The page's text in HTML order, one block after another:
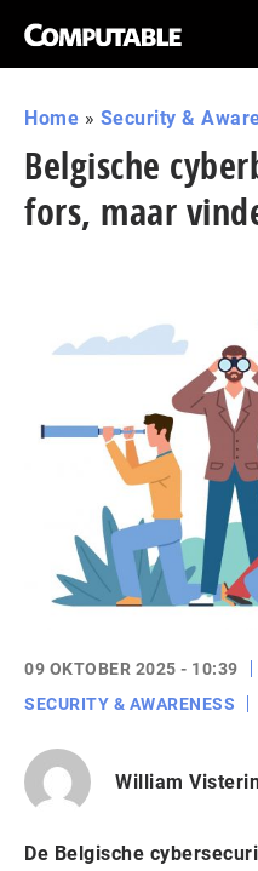
Home » Security &
Belgische
fors, maar
09 OKTOBER 2025 - 10:39
SECURITY & AWARENESS
William
De Belgische